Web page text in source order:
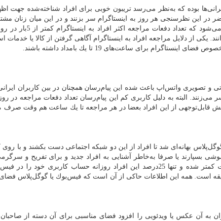
بوده كه به‌نظر می‌رسد تریبون خوبی برای افراد شناخته‌شده جهت
امر باعث شده، 76درصد افراد حاضر در این نظرسنجی هر روز به اینستاگرام سر بزنند و در این میان زنان
قرص‌تری باشند. ظاهرا مصرف بالای حجم اینترنت باعث می‌شود كه
در آن وقت می‌گذرانند. یكی از دلایل مراجعه افراد به اینستاگرام آگاهی گرفتن از كالا یا
برای ساعت‌های 19 تا یك بامداد داشته باشند.
و تصویری واتس‌اپ باعث شده این پیام‌رسان همچنان در بین كاربران
هر روز به آن سر می‌زنند. البته به دلیل كاربری كم این پیام‌رسان تعداد دفعات مراجعه در
بخش قابل‌توجهی از این افراد بعضا در هر مراجعه تا یك ساعت هم وقت صرف
بهانه‌ای شد تا افراد از این دو شبكه اجتماعی دست بكشند و با روی
بسپارند یا صرفا به‌خاطر آشنایی به افراد جدید و برای تفریح و
شبكه‌ها سر بزنند. به این ترتیب، مراجعات افراد به نسبت كمتر شده و تنها 25درصد این افراد روزانه حساب كاربری
كه آن هم كمتر از 5بار بوده و عمدتا بین یك تا 10دقیقه است. همه این اطلاعات حاكی از آن است كه فیس‌بوك یا
توییتر كه می‌توان به آن عكس یا ویدئویی را افزود فضای مناسبی برای آن دسته از